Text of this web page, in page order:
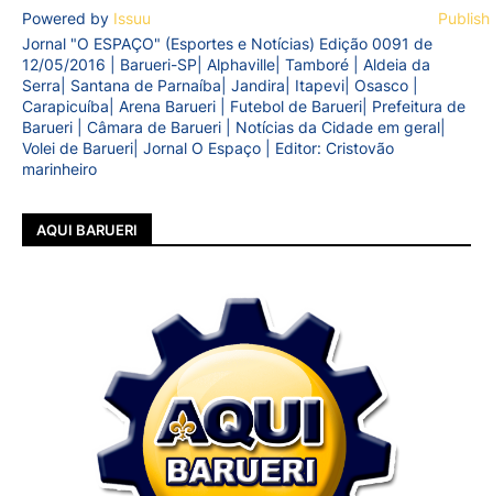
Powered by Issuu
Jornal "O ESPAÇO" (Esportes e Notícias) Edição 0091 de
12/05/2016 | Barueri-SP| Alphaville| Tamboré | Aldeia da
Serra| Santana de Parnaíba| Jandira| Itapevi| Osasco |
Carapicuíba| Arena Barueri | Futebol de Barueri| Prefeitura de
Barueri | Câmara de Barueri | Notícias da Cidade em geral|
Volei de Barueri| Jornal O Espaço | Editor: Cristovão
marinheiro
AQUI BARUERI